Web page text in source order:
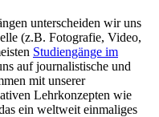
unterscheiden wir uns
(z.B. Fotografie, Video,
Studiengänge im
auf journalistische und
mit unserer
Lehrkonzepten wie
ein weltweit einmaliges